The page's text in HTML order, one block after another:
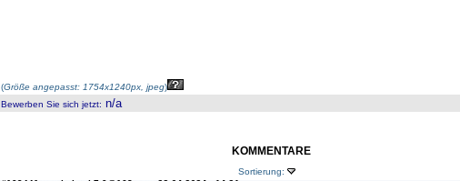
(Größe angepasst: 1754x1240px, jpeg)
Bewerben Sie sich jetzt: n/a
KOMMENTARE
Sortierung: